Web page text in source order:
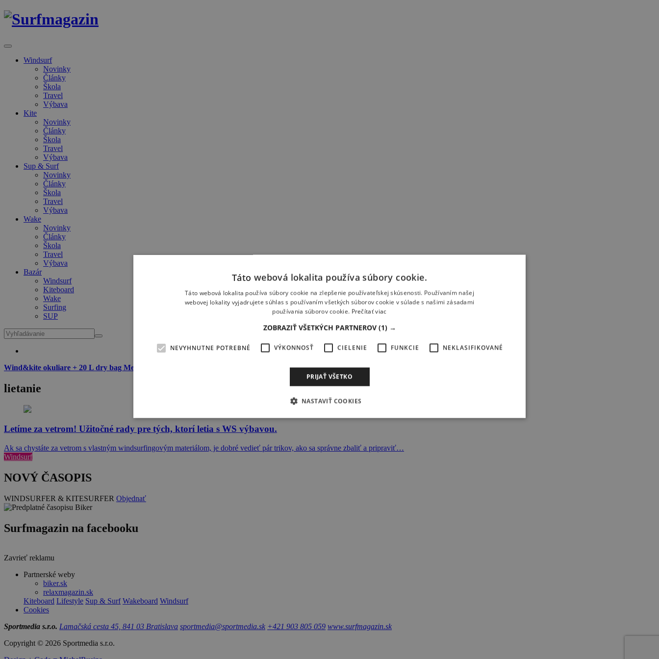
Windsurf
Novinky
Články
Škola
Travel
Výbava
Kite
Novinky
Články
Škola
Travel
Výbava
Sup & Surf
Novinky
Články
Škola
Travel
Výbava
Wake
Novinky
Články
Škola
Travel
Výbava
Bazár
Windsurf
Kiteboard
Wake
Surfing
SUP
Wind&kite okuliare + 20 L dry bag Meatfly zadarmo k dvojročnému predplatnému Windsurfer & Kitesurferiba za 29,90 € !
lietanie
Letíme za vetrom! Užitočné rady pre tých, ktorí letia s WS výbavou.
Ak sa chystáte za vetrom s vlastným windsurfingovým materiálom, je dobré vedieť pár trikov, ako sa správne zbaliť a pripraviť…
Windsurf
NOVÝ ČASOPIS
WINDSURFER & KITESURFER Objednať
Surfmagazin na facebooku
Zavrieť reklamu
Partnerské weby
biker.sk
relaxmagazin.sk
Kiteboard Lifestyle Sup & Surf Wakeboard Windsurf
Cookies
Sportmedia s.r.o. Lamačská cesta 45, 841 03 Bratislava sportmedia@sportmedia.sk +421 903 805 059 www.surfmagazin.sk
Copyright © 2026 Sportmedia s.r.o.
Táto webová lokalita používa súbory cookie.
Táto webová lokalita používa súbory cookie na zlepšenie používateľskej skúsenosti. Používaním našej
webovej lokality vyjadrujete súhlas s používaním všetkých súborov cookie v súlade s našimi zásadami
používania súborov cookie. Prečítať viac
ZOBRAZIŤ VŠETKÝCH PARTNEROV (1) →
NEVYHNUTNE POTREBNÉ VÝKONNOSŤ CIELENIE FUNKCIE NEKLASIFIKOVANÉ
PRIJAŤ VŠETKO
NASTAVIŤ COOKIES